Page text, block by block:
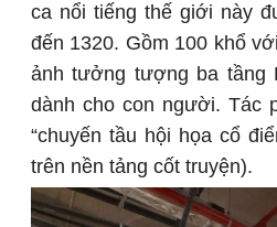
ca nổi tiếng thế giới này
đến 1320. Gồm 100 khổ
ảnh tưởng tượng ba tầng
dành cho con người. Tác
“chuyến tầu hội họa cổ
trên nền tảng cốt truyện).